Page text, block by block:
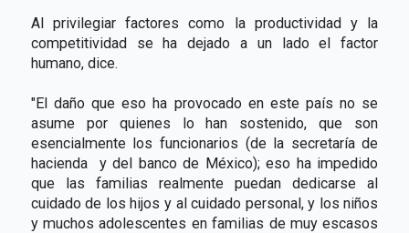
Al privilegiar factores como la productividad y la
competitividad se ha dejado a un lado el factor
humano, dice.
"El daño que eso ha provocado en este país no se
asume por quienes lo han sostenido, que son
esencialmente los funcionarios (de la secretaría de
hacienda y del banco de México); eso ha impedido
que las familias realmente puedan dedicarse al
cuidado de los hijos y al cuidado personal, y los niños
y muchos adolescentes en familias de muy escasos